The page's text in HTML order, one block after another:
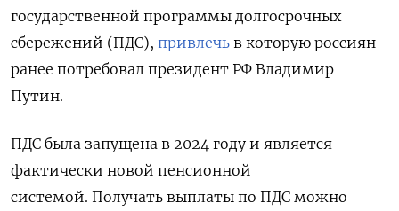
государственной программы долгосрочных
сбережений (ПДС), привлечь в которую россиян
ранее потребовал президент РФ Владимир
Путин.
ПДС была запущена в 2024 году и является
фактически новой пенсионной
системой. Получать выплаты по ПДС можно